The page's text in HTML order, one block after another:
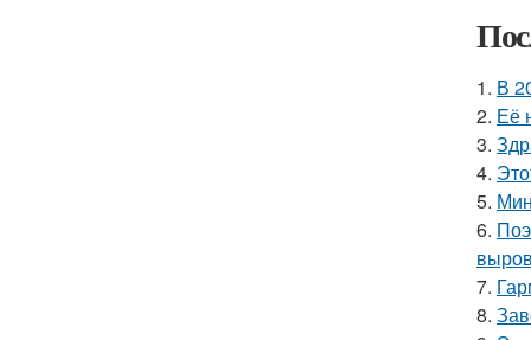
1. В
2. Её
3.
4.
5.
6.
7.
8.